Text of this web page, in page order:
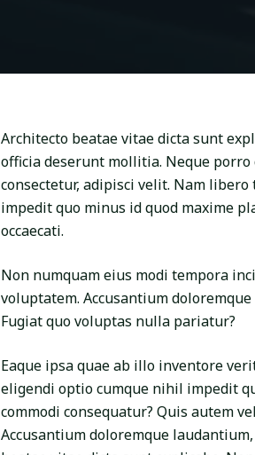
Architecto beatae vitae dicta sunt
officia deserunt mollitia. Neque
consectetur, adipisci velit. Nam
impedit quo minus id quod maxime
occaecati.
Non numquam eius modi tempora
voluptatem. Accusantium
Fugiat quo voluptas nulla pariatur?
Eaque ipsa quae ab illo inventore
eligendi optio cumque nihil impedit
commodi consequatur? Quis autem
Accusantium doloremque